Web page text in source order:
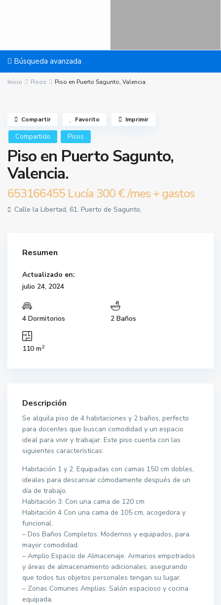
Búsqueda avanzada
Inicio Pisos Piso en Puerto Sagunto, Valencia.
Compartido Pisos
Piso en Puerto Sagunto,
Valencia.
653166455 Lucía 300 €/mes + gastos
Calle la Libertad, 61, Puerto de Sagunto,
Compartir Favorito Imprimir
Resumen
Actualizado en:
julio 24, 2024
4 Dormitorios 2 Baños
110 m2
Descripción
Se alquila piso de 4 habitaciones y 2 baños, perfecto
para docentes que buscan comodidad y un espacio
ideal para vivir y trabajar. Este piso cuenta con las
siguientes características:
Habitación 1 y 2: Equipadas con camas 150 cm dobles,
ideales para descansar cómodamente después de un
día de trabajo.
Habitación 3: Con una cama de 120 cm
Habitación 4 Con una cama de 105 cm, acogedora y
funcional.
– Dos Baños Completos: Modernos y equipados, para
mayor comodidad.
– Amplio Espacio de Almacenaje: Armarios empotrados
y áreas de almacenamiento adicionales, asegurando
que todos tus objetos personales tengan su lugar.
– Zonas Comunes Amplias: Salón espacioso y cocina
equipada.